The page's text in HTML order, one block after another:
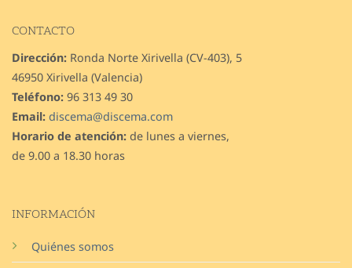
INFORMACIÓN
Quiénes somos
CONTACTO
Dirección: Ronda Norte Xirivella (CV-403), 5
46950 Xirivella (Valencia)
Teléfono: 96 313 49 30
Email: discema@discema.com
Horario de atención: de lunes a viernes,
de 9.00 a 18.30 horas